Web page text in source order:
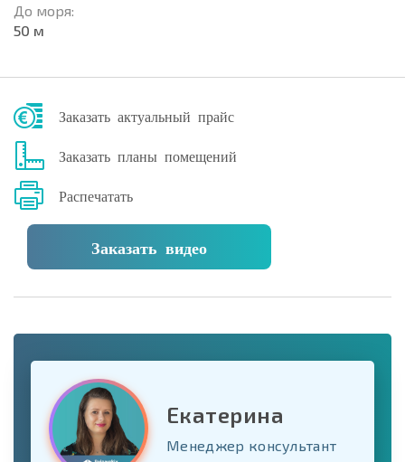
До моря:
50 м
Заказать актуальный прайс
Заказать планы помещений
Распечатать
Заказать видео
Екатерина
Менеджер консультант